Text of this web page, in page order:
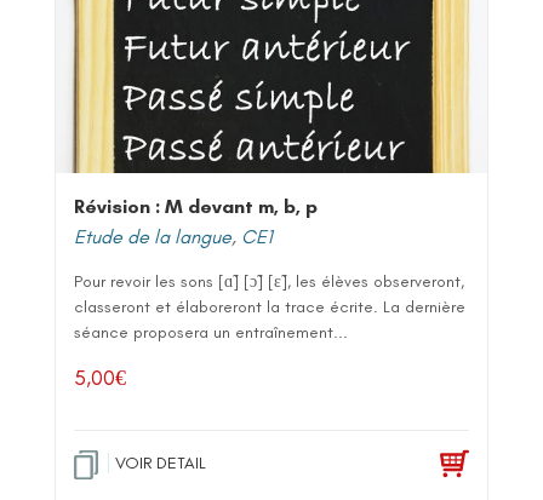
Révision : M devant m, b, p
Etude de la langue, CE1
Pour revoir les sons [ɑ̃] [ɔ̃] [ɛ̃], les élèves observeront,
classeront et élaboreront la trace écrite. La dernière
séance proposera un entraînement...
5,00€
VOIR DETAIL